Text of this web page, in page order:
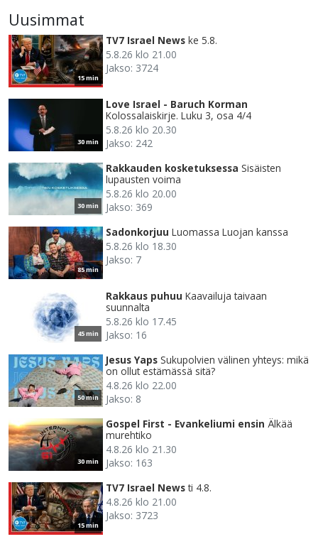
Uusimmat
15 min
TV7 Israel News ke 5.8.
5.8.26 klo 21.00
Jakso: 3724
30 min
Love Israel - Baruch Korman
Kolossalaiskirje. Luku 3, osa 4/4
5.8.26 klo 20.30
Jakso: 242
30 min
Rakkauden kosketuksessa Sisäisten
lupausten voima
5.8.26 klo 20.00
Jakso: 369
85 min
Sadonkorjuu Luomassa Luojan kanssa
5.8.26 klo 18.30
Jakso: 7
45 min
Rakkaus puhuu Kaavailuja taivaan
suunnalta
5.8.26 klo 17.45
Jakso: 16
50 min
Jesus Yaps Sukupolvien välinen yhteys: mikä
on ollut estämässä sitä?
4.8.26 klo 22.00
Jakso: 8
30 min
Gospel First - Evankeliumi ensin Älkää
murehtiko
4.8.26 klo 21.30
Jakso: 163
15 min
TV7 Israel News ti 4.8.
4.8.26 klo 21.00
Jakso: 3723